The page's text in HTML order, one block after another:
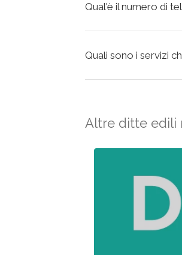
Qual'è il numero di
Quali sono i servizi
Altre ditte edili